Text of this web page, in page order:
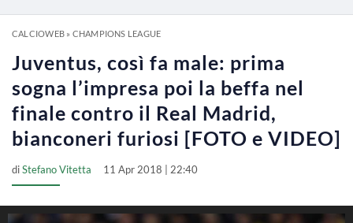
CALCIOWEB» CHAMPIONS LEAGUE
Juventus, così fa male: prima
sogna l’impresa poi la beffa nel
finale contro il Real Madrid,
bianconeri furiosi [FOTO e VIDEO]
diStefano Vitetta 11 Apr 2018 | 22:40